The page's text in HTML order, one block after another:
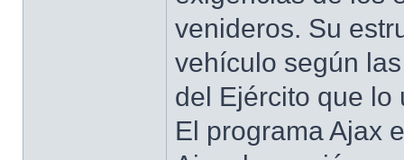
venideros. Su
vehículo según
del Ejército que lo
El programa Ajax